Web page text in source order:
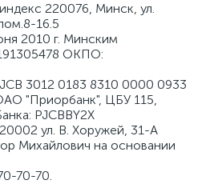
220076, Минск, ул.
16.5
2010 г. Минским
ОКПО:
3012 0183 8310 0000 0933
"Приорбанк", ЦБУ 115,
PJCBBY2X
ул. В. Хоружей, 31-А
Михайлович на основании
70-70.